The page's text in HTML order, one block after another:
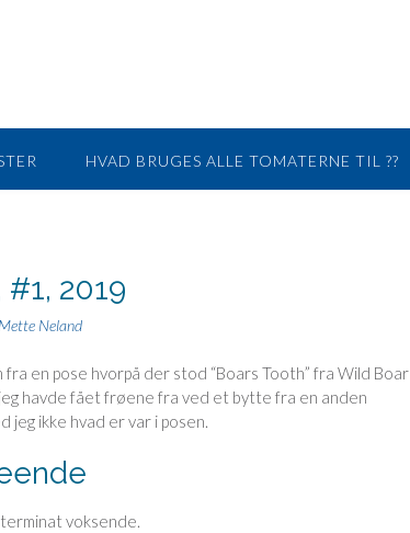
HVAD BRUGES ALLE TOMATERNE TIL ??
2019
Mette Neland
en pose hvorpå der stod “Boars Tooth” fra Wild Boar
havde fået frøene fra ved et bytte fra en anden
jeg ikke hvad er var i posen.
voksende.